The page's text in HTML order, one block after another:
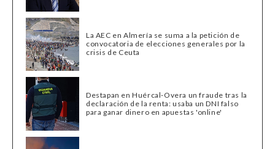
La AEC en Almería se suma a la petición de
convocatoria de elecciones generales por la
crisis de Ceuta
Destapan en Huércal-Overa un fraude tras la
declaración de la renta: usaba un DNI falso
para ganar dinero en apuestas 'online'